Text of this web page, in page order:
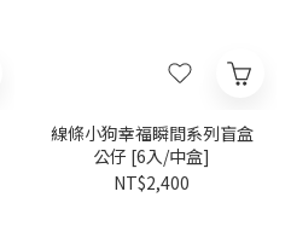
線條小狗幸福瞬間系列盲盒
公仔 [6入/中盒]
NT$2,400